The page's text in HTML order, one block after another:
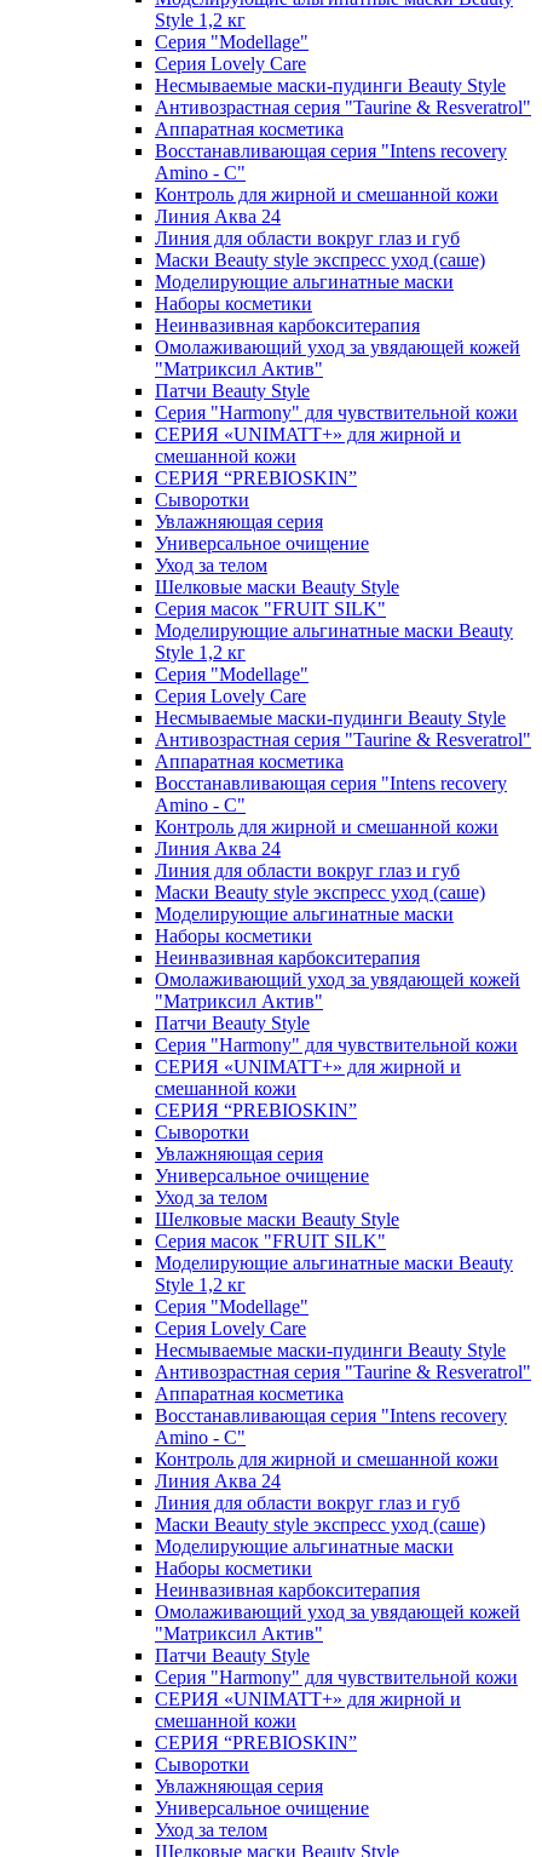
Style 1,2 кг
Серия "Modellage"
Cерия Lovely Care
Несмываемые маски-пудинги Beauty Style
Антивозрастная серия "Taurine & Resveratrol"
Аппаратная косметика
Восстанавливающая серия "Intens recovery
Amino - C"
Контроль для жирной и смешанной кожи
Линия Аква 24
Линия для области вокруг глаз и губ
Маски Beauty style экспресс уход (саше)
Моделирующие альгинатные маски
Наборы косметики
Неинвазивная карбокситерапия
Омолаживающий уход за увядающей кожей
"Матриксил Актив"
Патчи Beauty Style
Серия "Harmony" для чувствительной кожи
СЕРИЯ «UNIMATT+» для жирной и
смешанной кожи
СЕРИЯ “PREBIOSKIN”
Сыворотки
Увлажняющая серия
Универсальное очищение
Уход за телом
Шелковые маски Beauty Style
Серия масок "FRUIT SILK"
Моделирующие альгинатные маски Beauty
Style 1,2 кг
Серия "Modellage"
Cерия Lovely Care
Несмываемые маски-пудинги Beauty Style
Антивозрастная серия "Taurine & Resveratrol"
Аппаратная косметика
Восстанавливающая серия "Intens recovery
Amino - C"
Контроль для жирной и смешанной кожи
Линия Аква 24
Линия для области вокруг глаз и губ
Маски Beauty style экспресс уход (саше)
Моделирующие альгинатные маски
Наборы косметики
Неинвазивная карбокситерапия
Омолаживающий уход за увядающей кожей
"Матриксил Актив"
Патчи Beauty Style
Серия "Harmony" для чувствительной кожи
СЕРИЯ «UNIMATT+» для жирной и
смешанной кожи
СЕРИЯ “PREBIOSKIN”
Сыворотки
Увлажняющая серия
Универсальное очищение
Уход за телом
Шелковые маски Beauty Style
Серия масок "FRUIT SILK"
Моделирующие альгинатные маски Beauty
Style 1,2 кг
Серия "Modellage"
Cерия Lovely Care
Несмываемые маски-пудинги Beauty Style
Антивозрастная серия "Taurine & Resveratrol"
Аппаратная косметика
Восстанавливающая серия "Intens recovery
Amino - C"
Контроль для жирной и смешанной кожи
Линия Аква 24
Линия для области вокруг глаз и губ
Маски Beauty style экспресс уход (саше)
Моделирующие альгинатные маски
Наборы косметики
Неинвазивная карбокситерапия
Омолаживающий уход за увядающей кожей
"Матриксил Актив"
Патчи Beauty Style
Серия "Harmony" для чувствительной кожи
СЕРИЯ «UNIMATT+» для жирной и
смешанной кожи
СЕРИЯ “PREBIOSKIN”
Сыворотки
Увлажняющая серия
Универсальное очищение
Уход за телом
Шелковые маски Beauty Style